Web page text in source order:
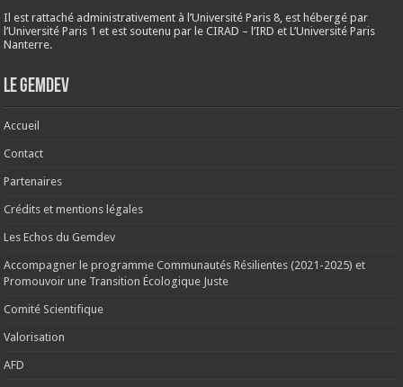
Il est rattaché administrativement à l’Université Paris 8, est hébergé par
l’Université Paris 1 et est soutenu par le CIRAD – l’IRD et L’Université Paris
Nanterre.
Le Gemdev
Accueil
Contact
Partenaires
Crédits et mentions légales
Les Echos du Gemdev
Accompagner le programme Communautés Résilientes (2021-2025) et
Promouvoir une Transition Écologique Juste
Comité Scientifique
Valorisation
AFD